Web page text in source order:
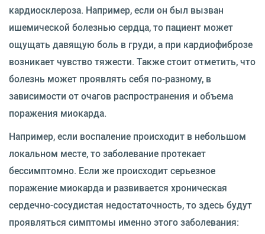
кардиосклероза. Например, если он был вызван
ишемической болезнью сердца, то пациент может
ощущать давящую боль в груди, а при кардиофиброзе
возникает чувство тяжести. Также стоит отметить, что
болезнь может проявлять себя по-разному, в
зависимости от очагов распространения и объема
поражения миокарда.
Например, если воспаление происходит в небольшом
локальном месте, то заболевание протекает
бессимптомно. Если же происходит серьезное
поражение миокарда и развивается хроническая
сердечно-сосудистая недостаточность, то здесь будут
проявляться симптомы именно этого заболевания: